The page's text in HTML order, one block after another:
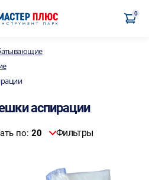
0
аспирации
по: 20 Фильтры